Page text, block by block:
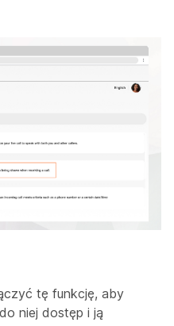
tę funkcję, aby
niej dostęp i ją